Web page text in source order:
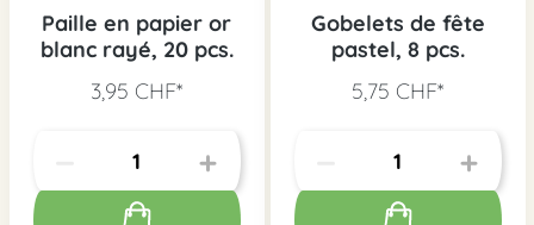
Paille en papier or
blanc rayé, 20 pcs.
3,95 CHF*
Gobelets de fête
pastel, 8 pcs.
5,75 CHF*